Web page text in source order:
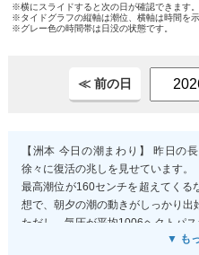
※横にスライドすると次の日が確認できます。
※タイドグラフの縦軸は潮位、横軸は時間を示
※グレー色の時間帯は日没の状態です。
≪ 前の日
【洲本 今日の潮まわり】 昨日の
徐々に復活の兆しを見せています。
最高潮位が160センチを超えてくる
想で、朝夕の潮の動きがしっかり出
ただし、気圧が平均1006ヘクトパ
で18センチ程度の乖離が実測で見
▼ も